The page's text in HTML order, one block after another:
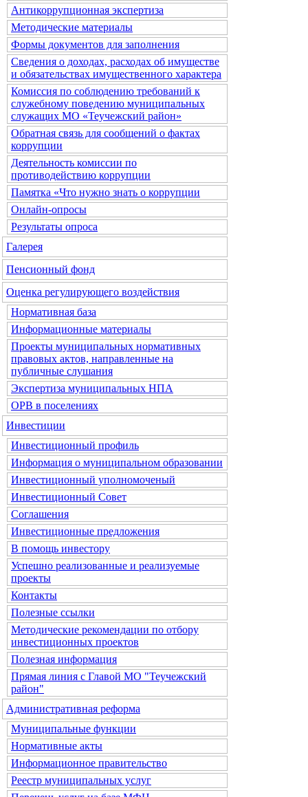
Антикоррупционная экспертиза
Методические материалы
Формы документов для заполнения
Сведения о доходах, расходах об имуществе
и обязательствах имущественного характера
Комиссия по соблюдению требований к
служебному поведению муниципальных
служащих МО «Теучежский район»
Обратная связь для сообщений о фактах
коррупции
Деятельность комиссии по
противодействию коррупции
Памятка «Что нужно знать о коррупции
Онлайн-опросы
Результаты опроса
Галерея
Пенсионный фонд
Оценка регулирующего воздействия
Нормативная база
Информационные материалы
Проекты муниципальных нормативных
правовых актов, направленные на
публичные слушания
Экспертиза муниципальных НПА
ОРВ в поселениях
Инвестиции
Инвестиционный профиль
Информация о муниципальном образовании
Инвестиционный уполномоченый
Инвестиционный Совет
Соглашения
Инвестиционные предложения
В помощь инвестору
Успешно реализованные и реализуемые
проекты
Контакты
Полезные ссылки
Методические рекомендации по отбору
инвестиционных проектов
Полезная информация
Прямая линия с Главой МО "Теучежский
район"
Административная реформа
Муниципальные функции
Нормативные акты
Информационное правительство
Реестр муниципальных услуг